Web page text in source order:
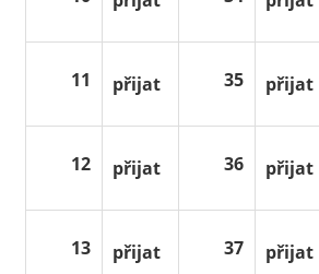
11 přijat 35 přijat
12 přijat 36 přijat
13 přijat 37 přijat